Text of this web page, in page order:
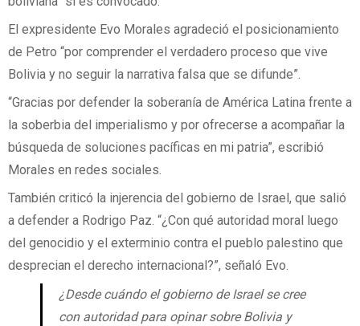
El expresidente Evo Morales agradeció el posicionamiento
de Petro “por comprender el verdadero proceso que vive
Bolivia y no seguir la narrativa falsa que se difunde”.
“Gracias por defender la soberanía de América Latina frente a
la soberbia del imperialismo y por ofrecerse a acompañar la
búsqueda de soluciones pacíficas en mi patria”, escribió
Morales en redes sociales.
También criticó la injerencia del gobierno de Israel, que salió
a defender a Rodrigo Paz. “¿Con qué autoridad moral luego
del genocidio y el exterminio contra el pueblo palestino que
desprecian el derecho internacional?”, señaló Evo.
¿Desde cuándo el gobierno de Israel se cree
con autoridad para opinar sobre Bolivia y